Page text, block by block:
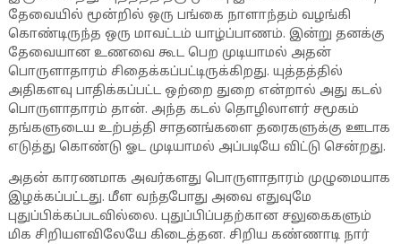
தேவையில் மூன்றில் ஒரு பங்கை நாளாந்தம் வழங்கி
கொண்டிருந்த ஒரு மாவட்டம் யாழ்ப்பாணம். இன்று தனக்கு
தேவையான உணவை கூட பெற முடியாமல் அதன்
பொருளாதாரம் சிதைக்கப்பட்டிருக்கிறது. யுத்தத்தில்
அதிகளவு பாதிக்கப்பட்ட ஒற்றை துறை என்றால் அது கடல்
பொருளாதாரம் தான். அந்த கடல் தொழிலாளர் சமூகம்
தங்களுடைய உற்பத்தி சாதனங்களை தரைகளுக்கு ஊடாக
எடுத்து கொண்டு ஓட முடியாமல் அப்படியே விட்டு சென்றது.
அதன் காரணமாக அவர்களது பொருளாதாரம் முழுமையாக
இழக்கப்பட்டது. மீள வந்தபோது அவை எதுவுமே
புதுப்பிக்கப்படவில்லை. புதுப்பிப்பதற்கான சலுகைகளும்
மிக சிறியளவிலேயே கிடைத்தன. சிறிய கண்ணாடி நார்